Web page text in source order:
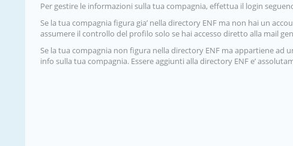
Per gestire le informazioni sulla tua compagnia, effettua il login
Se la tua compagnia figura gia’ nella directory ENF ma non hai un
assumere il controllo del profilo solo se hai accesso diretto alla mail
Se la tua compagnia non figura nella directory ENF ma appartiene ad
info sulla tua compagnia. Essere aggiunti alla directory ENF e’